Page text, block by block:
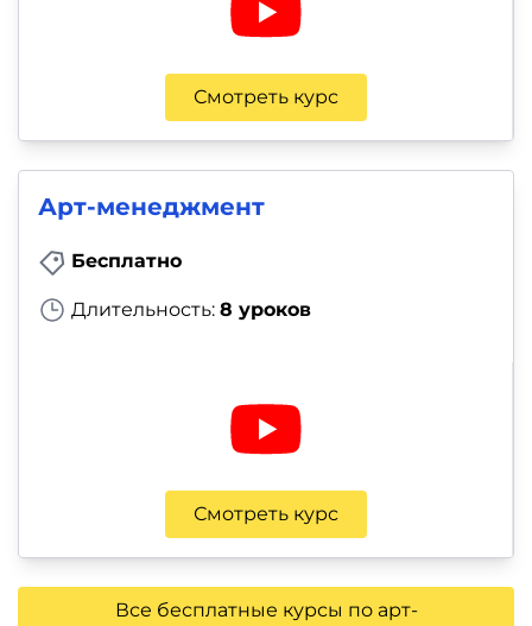
Смотреть курс
Арт-менеджмент
Бесплатно
Длительность: 8 уроков
Смотреть курс
Все бесплатные курсы по арт-